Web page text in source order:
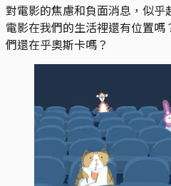
對電影的焦慮和負面消息，似乎
電影在我們的生活裡還有位置
們還在乎奧斯卡嗎？